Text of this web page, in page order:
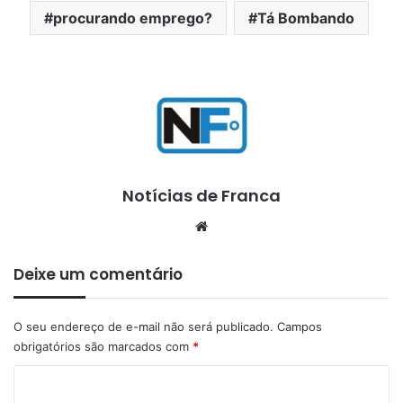
procurando emprego? Tá Bombando
Notícias de Franca
Deixe um comentário
O seu endereço de e-mail não será publicado. Campos
obrigatórios são marcados com *